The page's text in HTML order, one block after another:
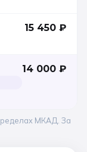
15 450 ₽
14 000 ₽
МКАД. За